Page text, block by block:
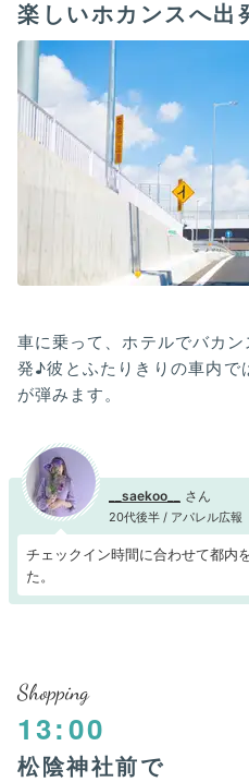
楽しいホカンスへ出
車に乗って、ホテルでバカ
発♪彼とふたりきりの車内で
が弾みます。
__saekoo__
20代後半 / アパレル広報
チェックイン時間に合わせて都内
た。
Shopping
13:00
松陰神社前で